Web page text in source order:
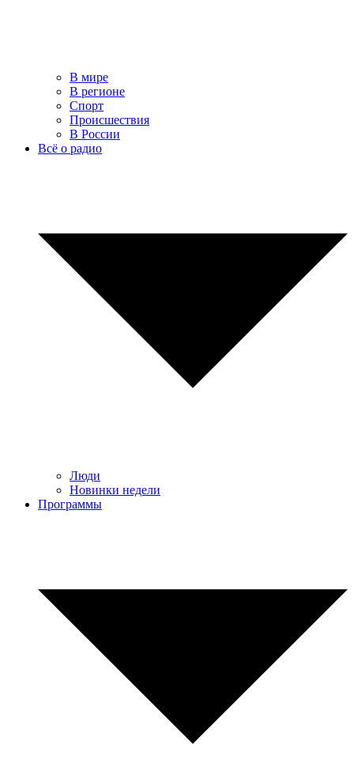
В мире
В регионе
Спорт
Происшествия
В России
Всё о радио
Люди
Новинки недели
Программы